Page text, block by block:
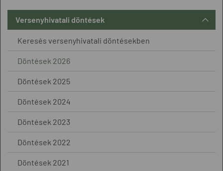
Versenyhivatali döntések
Keresés versenyhivatali döntésekben
Döntések 2026
Döntések 2025
Döntések 2024
Döntések 2023
Döntések 2022
Döntések 2021